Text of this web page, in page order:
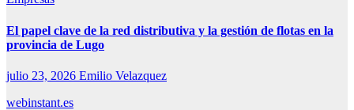
El papel clave de la red distributiva y la gestión de flotas en la
provincia de Lugo
julio 23, 2026 Emilio Velazquez
webinstant.es